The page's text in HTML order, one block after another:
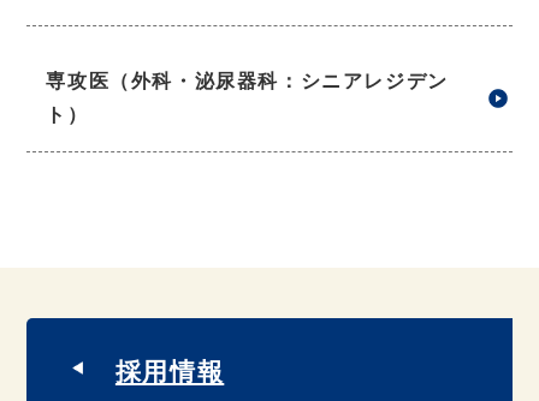
専攻医（外科・泌尿器科：シニアレジデン
ト）
採用情報